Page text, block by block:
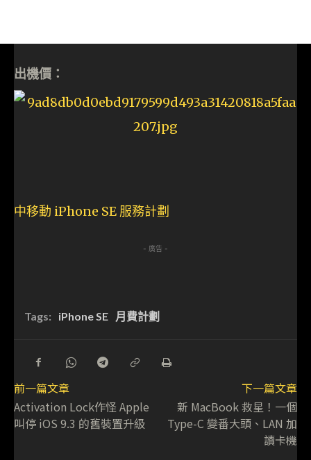
出機價：
中移動 iPhone SE 服務計劃
- 廣告 -
Tags: iPhone SE 月費計劃
前一篇文章
Activation Lock作怪 Apple
叫停 iOS 9.3 的舊裝置升級
下一篇文章
新 MacBook 救星！一個
Type-C 變番大頭、LAN 加
讀卡機